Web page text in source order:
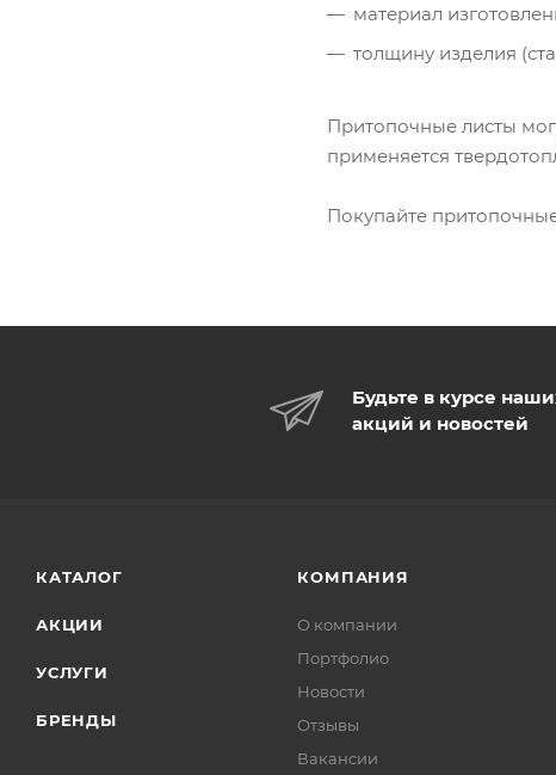
материал
толщину изделия
Притопочные листы
применяется
Покупайте
Будьте в курсе
акций и новостей
КАТАЛОГ
АКЦИИ
УСЛУГИ
БРЕНДЫ
КОМПАНИЯ
О компании
Портфолио
Новости
Отзывы
Вакансии